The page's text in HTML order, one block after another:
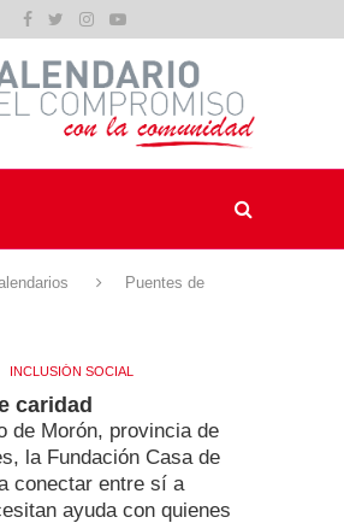
Puentes de
INCLUSIÓN SOCIAL
caridad
de Morón, provincia de
la Fundación Casa de
conectar entre sí a
ayuda con quienes